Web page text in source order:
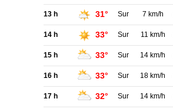
13 h 31° Sur 7 km/h
14 h 33° Sur 11 km/h
15 h 33° Sur 14 km/h
16 h 33° Sur 18 km/h
17 h 32° Sur 14 km/h